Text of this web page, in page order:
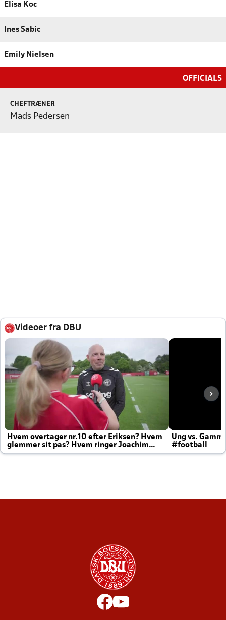
Elisa Koc
Ines Sabic
Emily Nielsen
OFFICIALS
CHEFTRÆNER
Mads Pedersen
Videoer fra DBU
Hvem overtager nr.10 efter Eriksen? Hvem
glemmer sit pas? Hvem ringer Joachim
altid til efter kampe?
Ung vs.
#football